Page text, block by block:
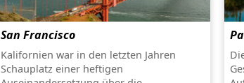
San Francisco
Kalifornien war in den letzten Jahren
Schauplatz einer heftigen